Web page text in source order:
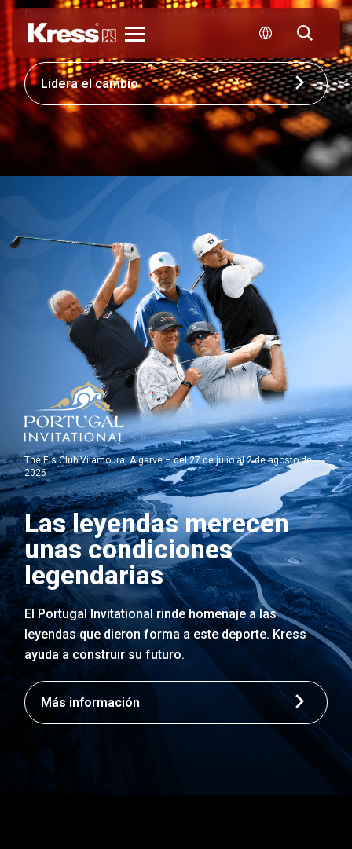
que tu empresa compite.
Lidera el cambio
The Els Club Vilamoura, Algarve – del 27 de julio al 2 de agosto de
2026
Las leyendas merecen
unas condiciones
legendarias
El Portugal Invitational rinde homenaje a las
leyendas que dieron forma a este deporte. Kress
ayuda a construir su futuro.
Más información